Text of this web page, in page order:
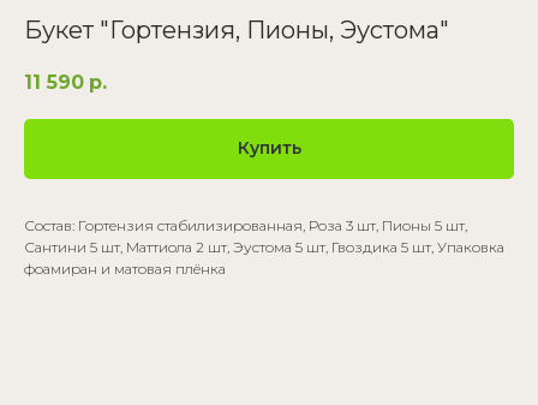
Букет "Гортензия, Пионы, Эустома"
11 590 р.
Купить
Состав: Гортензия стабилизированная, Роза 3 шт, Пионы 5 шт,
Сантини 5 шт, Маттиола 2 шт, Эустома 5 шт, Гвоздика 5 шт, Упаковка
фоамиран и матовая плёнка